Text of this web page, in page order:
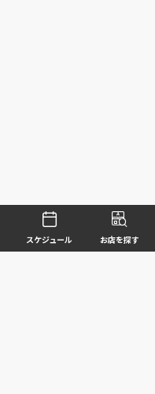
スケジュール お店を探す